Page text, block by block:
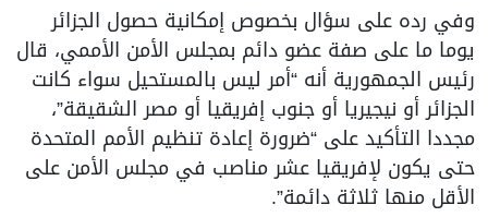
وفي رده على سؤال بخصوص إمكانية حصول الجزائر
يوما ما على صفة عضو دائم بمجلس الأمن الأممي، قال
رئيس الجمهورية أنه “أمر ليس بالمستحيل سواء كانت
الجزائر أو نيجيريا أو جنوب إفريقيا أو مصر الشقيقة”،
مجددا التأكيد على “ضرورة إعادة تنظيم الأمم المتحدة
حتى يكون لإفريقيا عشر مناصب في مجلس الأمن على
الأقل منها ثلاثة دائمة”.